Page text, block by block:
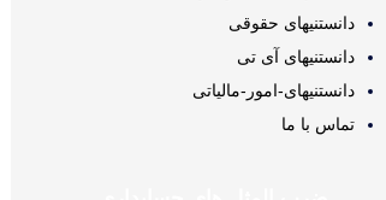
دانستنیهای حقوقی
دانستنیهای آی تی
دانستنیهای-امور-مالیاتی
تماس با ما